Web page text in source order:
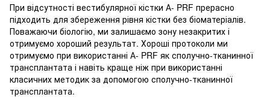
При відсутності вестибулярної кістки А- PRF прерасно
підходить для збереження рівня кістки без біоматеріалів.
Поважаючи біологію, ми залишаємо зону незакритих і
отримуємо хороший результат. Хороші протоколи ми
отримуємо при використанні А- PRF як сполучно-тканинної
трансплантата і навіть краще ніж при використанні
класичних методик за допомогою сполучно-тканинної
трансплантата.